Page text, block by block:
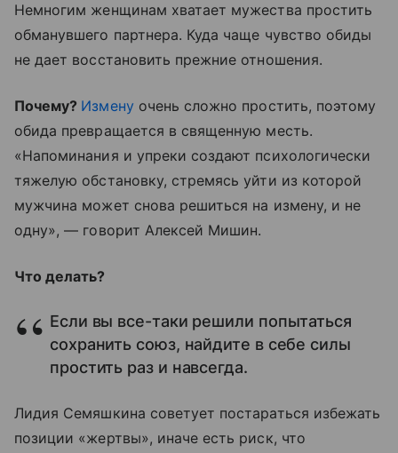
Немногим женщинам хватает мужества простить
обманувшего партнера. Куда чаще чувство обиды
не дает восстановить прежние отношения.
Почему? Измену очень сложно простить, поэтому
обида превращается в священную месть.
«Напоминания и упреки создают психологически
тяжелую обстановку, стремясь уйти из которой
мужчина может снова решиться на измену, и не
одну», — говорит Алексей Мишин.
Что делать?
Если вы все-таки решили попытаться
сохранить союз, найдите в себе силы
простить раз и навсегда.
Лидия Семяшкина советует постараться избежать
позиции «жертвы», иначе есть риск, что